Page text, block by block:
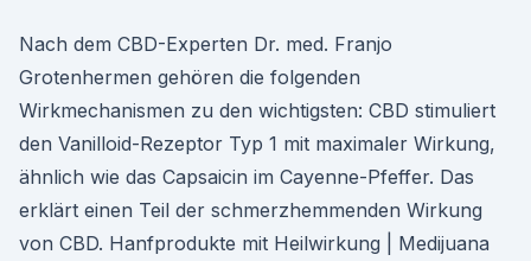
Nach dem CBD-Experten Dr. med. Franjo
Grotenhermen gehören die folgenden
Wirkmechanismen zu den wichtigsten: CBD stimuliert
den Vanilloid-Rezeptor Typ 1 mit maximaler Wirkung,
ähnlich wie das Capsaicin im Cayenne-Pfeffer. Das
erklärt einen Teil der schmerzhemmenden Wirkung
von CBD. Hanfprodukte mit Heilwirkung | Medijuana